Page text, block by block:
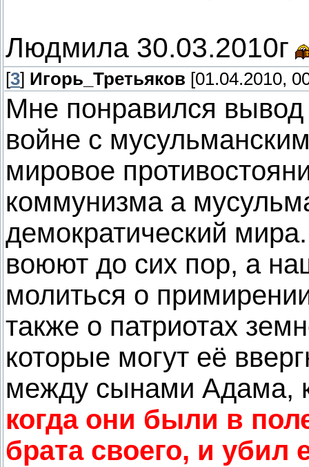
Людмила 30.03.2010г
[3] Игорь_Третьяков [01.04.2010,
Мне понравился
войне с
мировое
коммунизма а
демократический
воюют до сих пор, а
молиться о
также о патриотах
которые могут её
между сынами Адама,
когда они были в
брата своего, и убил